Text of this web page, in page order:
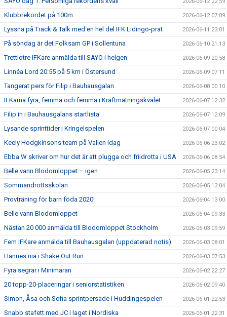
Klubbrekordet på 100m 2026-06-12 07:09
Lyssna på Track & Talk med en hel del IFK Lidingö-prat 2026-06-11 23:01
På söndag är det Folksam GP i Sollentuna 2026-06-10 21:13
Trettiotre IFKare anmälda till SAYO i helgen 2026-06-09 20:58
Linnéa Lord 20:55 på 5 km i Östersund 2026-06-09 07:11
Tangerat pers för Filip i Bauhausgalan 2026-06-08 00:10
IFKarna fyra, femma och femma i Kraftmätningskvalet 2026-06-07 12:32
Filip in i Bauhausgalans startlista 2026-06-07 12:09
Lysande sprinttider i Kringelspelen 2026-06-07 00:04
Keely Hodgkinsons team på Vallen idag 2026-06-06 23:02
Ebba W skriver om hur det är att plugga och friidrotta i USA 2026-06-06 08:54
Belle vann Blodomloppet – igen 2026-06-05 23:14
Sommaridrottsskolan 2026-06-05 13:04
Provträning för barn föda 2020! 2026-06-04 13:00
Belle vann Blodomloppet 2026-06-04 09:33
Nästan 20 000 anmälda till Blodomloppet Stockholm 2026-06-03 09:59
Fem IFKare anmälda till Bauhausgalan (uppdaterad notis) 2026-06-03 08:01
Hannes nia i Shake Out Run 2026-06-03 07:53
Fyra segrar i Minimaran 2026-06-02 22:27
20 topp-20-placeringar i seniorstatistiken 2026-06-02 09:40
Simon, Åsa och Sofia sprintpersade i Huddingespelen 2026-06-01 22:53
Snabb stafett med JC i laget i Nordiska 2026-06-01 22:31